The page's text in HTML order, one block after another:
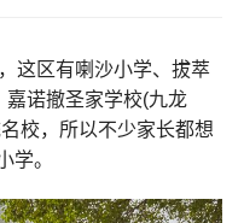
，这区有喇沙小学、拔萃
诺撤圣家学校(九龙
校，所以不少家长都想
学。